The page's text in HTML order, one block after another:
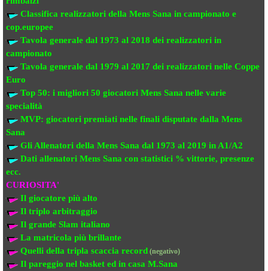
Classifica realizzatori della Mens Sana in campionato e
cop.europee
Tavola generale dal 1973 al 2018 dei realizzatori in
campionato
Tavola generale dal 1979 al 2017 dei realizzatori nelle Coppe
Euro
Top 50: i migliori 50 giocatori Mens Sana nelle varie
specialità
MVP: giocatori premiati nelle finali disputate dalla Mens
Sana
Gli Allenatori della Mens Sana dal 1973 al 2019 in A1/A2
Dati allenatori Mens Sana con statistici % vittorie, presenze
ecc.
CURIOSITA'
Il giocatore più alto
Il triplo arbitraggio
Il grande Slam italiano
La matricola più brillante
Quelli della tripla scaccia record (negativo)
Il pareggio nel basket ed in casa M.Sana